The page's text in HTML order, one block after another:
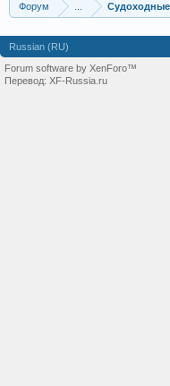
Форум Судоходные
Russian (RU)
Forum software by XenForo™
Перевод: XF-Russia.ru